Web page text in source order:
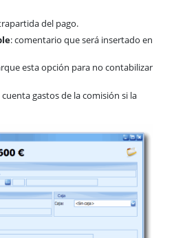
del pago.
: comentario que será insertado en
esta opción para no contabilizar
gastos de la comisión si la